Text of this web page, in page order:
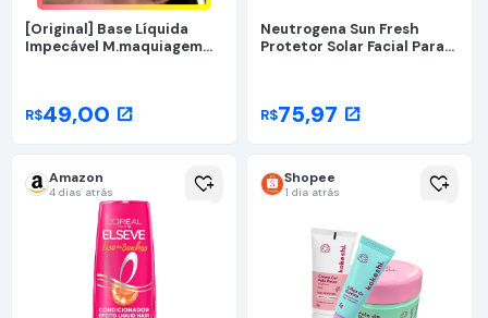
[Original] Base Líquida
Impecável M.maquiagem
R$49,00 open_in_new
Neutrogena Sun Fresh
Protetor Solar Facial Para
R$75,97 open_in_new
Amazon
4 dias atrás heart_plus Shopee
1 dia atrás heart_plus